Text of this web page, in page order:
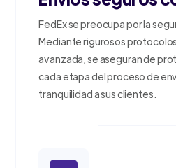
FedEx se preocupa por la
Mediante rigurosos
avanzada, se aseguran de
cada etapa del proceso de
tranquilidad a sus clientes.